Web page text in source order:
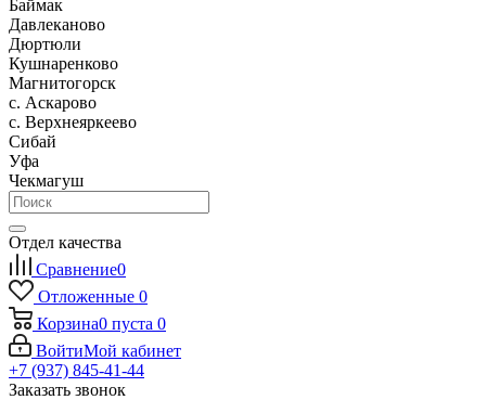
Баймак
Давлеканово
Дюртюли
Кушнаренково
Магнитогорск
с. Аскарово
с. Верхнеяркеево
Сибай
Уфа
Чекмагуш
Отдел качества
Сравнение0
Отложенные 0
Корзина0 пуста 0
ВойтиМой кабинет
+7 (937) 845-41-44
Заказать звонок